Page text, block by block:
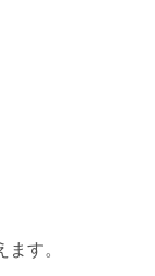
す。